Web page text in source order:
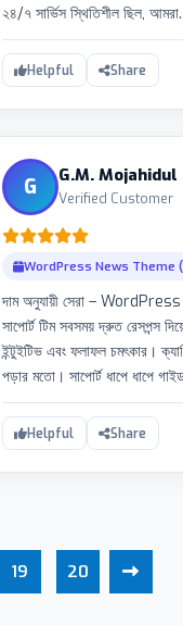
২৪/৭ সার্ভিস স্থিতিশীল ছিল,
Helpful Share
G G.M.
Verified Customer
WordPress News Theme
দাম অনুযায়ী সেরা –
সাপোর্ট টিম সবসময় দ্রুত রেসপন্স
ইন্টুইটিভ এবং ফলাফল চমৎকার।
পড়ার মতো। সাপোর্ট ধাপে ধাপে
Helpful Share
19 20